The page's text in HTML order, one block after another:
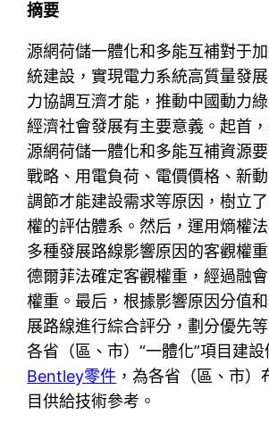
摘要
源網荷儲一體化和多能互補對于
統建設，實現電力系統高質量發
力協調互濟才能，推動中國動力
經濟社會發展有主要意義。起首
源網荷儲一體化和多能互補資源
戰略、用電負荷、電價價格、新
調節才能建設需求等原因，樹立
權的評估體系。然后，運用熵權
多種發展路線影響原因的客觀權
德爾菲法確定客觀權重，經過融
權重。最后，根據影響原因分值
展路線進行綜合評分，劃分優先
各省（區、市）“一體化”項目建
Bentley零件 ，為各省（區、市）
目供給技術參考。